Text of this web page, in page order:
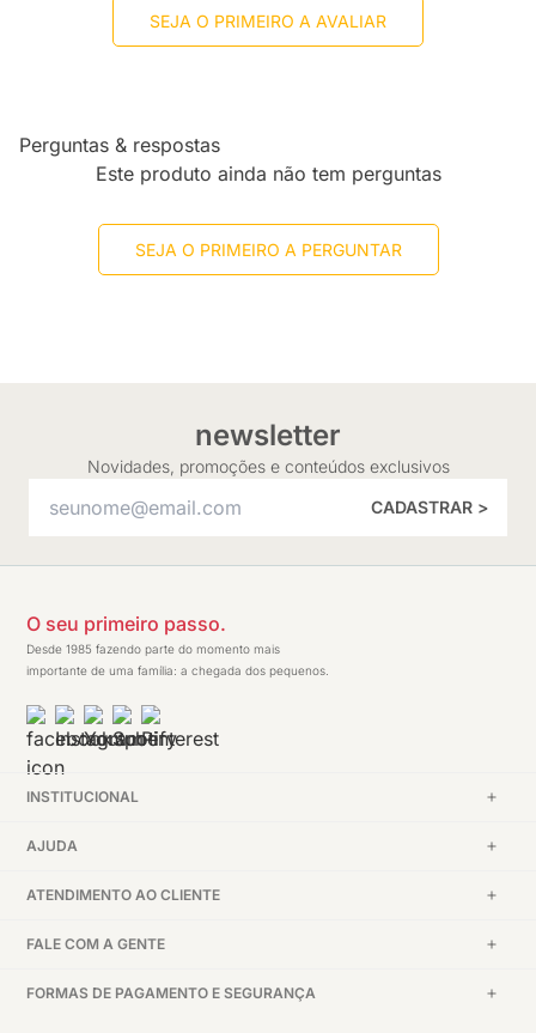
SEJA O PRIMEIRO A AVALIAR
Perguntas & respostas
Este produto ainda não tem perguntas
SEJA O PRIMEIRO A PERGUNTAR
newsletter
Novidades, promoções e conteúdos exclusivos
CADASTRAR >
O seu primeiro passo.
Desde 1985 fazendo parte do momento mais
importante de uma família: a chegada dos pequenos.
INSTITUCIONAL
AJUDA
ATENDIMENTO AO CLIENTE
FALE COM A GENTE
FORMAS DE PAGAMENTO E SEGURANÇA